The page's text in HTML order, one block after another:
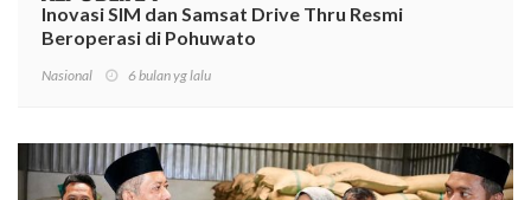
Inovasi SIM dan Samsat Drive Thru Resmi
Beroperasi di Pohuwato
Nasional 6 bulan yg lalu